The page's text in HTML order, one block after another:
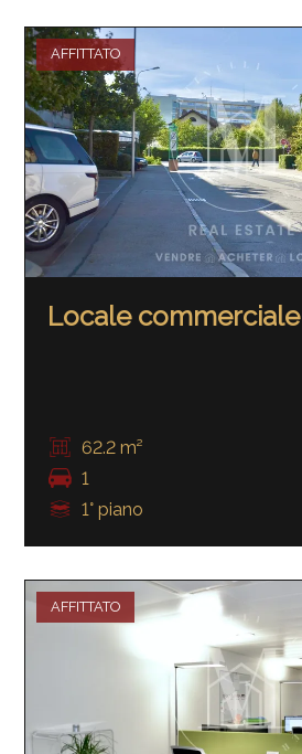
AFFITTATO
Locale commerciale
62.2 m²
1
1° piano
AFFITTATO